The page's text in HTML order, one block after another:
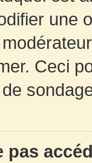
une
Ceci
pas